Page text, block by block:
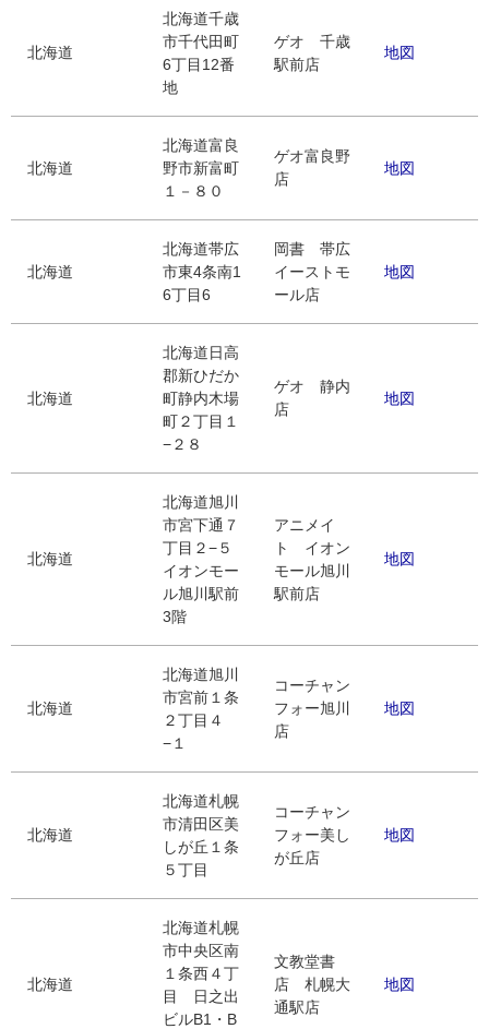
北海道
北海道千歳
市千代田町
6丁目12番
地
ゲオ 千歳
駅前店
地図
北海道
北海道富良
野市新富町
１－８０
ゲオ富良野
店
地図
北海道
北海道帯広
市東4条南1
6丁目6
岡書 帯広
イーストモ
ール店
地図
北海道
北海道日高
郡新ひだか
町静内木場
町２丁目１
−２８
ゲオ 静内
店
地図
北海道
北海道旭川
市宮下通７
丁目２−５
イオンモー
ル旭川駅前
3階
アニメイ
ト イオン
モール旭川
駅前店
地図
北海道
北海道旭川
市宮前１条
２丁目４
−１
コーチャン
フォー旭川
店
地図
北海道
北海道札幌
市清田区美
しが丘１条
５丁目
コーチャン
フォー美し
が丘店
地図
北海道
北海道札幌
市中央区南
１条西４丁
目 日之出
ビルB1・B
文教堂書
店 札幌大
通駅店
地図